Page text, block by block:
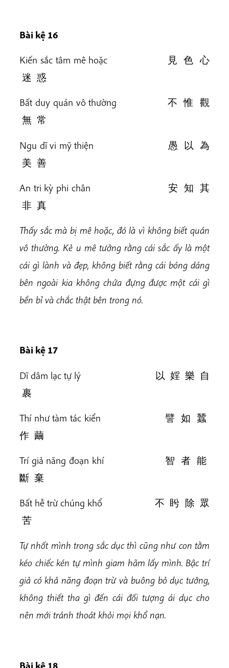
Bài kệ 16
Kiến sắc tâm mê hoặc 見 色 心
迷 惑
Bất duy quán vô thường 不 惟 觀
無 常
Ngu dĩ vi mỹ thiện 愚 以 為
美 善
An tri kỳ phi chân 安 知 其
非 真
Thấy sắc mà bị mê hoặc, đó là vì không biết quán
vô thường. Kẻ u mê tưởng rằng cái sắc ấy là một
cái gì lành và đẹp, không biết rằng cái bóng dáng
bên ngoài kia không chứa đựng được một cái gì
bền bỉ và chắc thật bên trong nó.
Bài kệ 17
Dĩ dâm lạc tự lý 以 婬 樂 自
裹
Thí như tàm tác kiển 譬 如 蠶
作 繭
Trí giả năng đoạn khí 智 者 能
斷 棄
Bất hễ trừ chúng khổ 不 盻 除 眾
苦
Tự nhốt mình trong sắc dục thì cũng như con tằm
kéo chiếc kén tự mình giam hãm lấy mình. Bậc trí
giả có khả năng đoạn trừ và buông bỏ dục tưởng,
không thiết tha gì đến cái đối tượng ái dục cho
nên mới tránh thoát khỏi mọi khổ nạn.
Bài kệ 18